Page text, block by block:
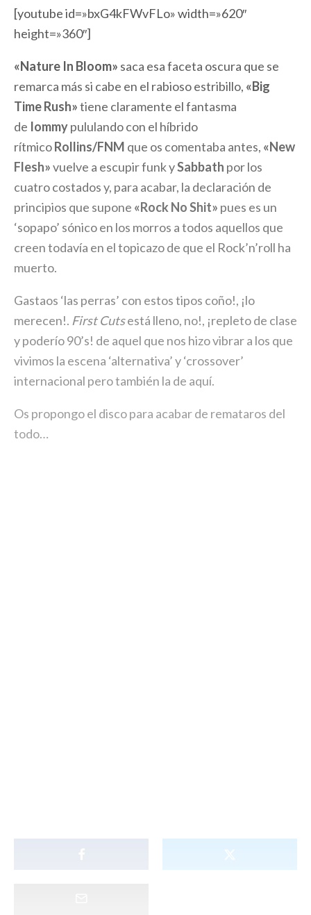
[youtube id=»bxG4kFWvFLo» width=»620″
height=»360″]
«Nature In Bloom» saca esa faceta oscura que se
remarca más si cabe en el rabioso estribillo, «Big
Time Rush»tiene claramente el fantasma
de Iommypululando con el híbrido
rítmicoRollins/FNM que os comentaba antes, «New
Flesh»vuelve a escupir funk ySabbath por los
cuatro costados y, para acabar, la declaración de
principios que supone «Rock No Shit» pues es un
‘sopapo’ sónico en los morros a todos aquellos que
creen todavía en el topicazo de que el Rock’n’roll ha
muerto.
Gastaos ‘las perras’ con estos tipos coño!, ¡lo
merecen!. First Cutsestá lleno, no!, ¡repleto de clase
y poderío 90’s! de aquel que nos hizo vibrar a los que
vivimos la escena ‘alternativa’ y ‘crossover’
internacional pero también la de aquí.
Os propongo el disco para acabar de remataros del
todo…